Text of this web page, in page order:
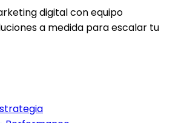
digital con equipo
a medida para escalar tu